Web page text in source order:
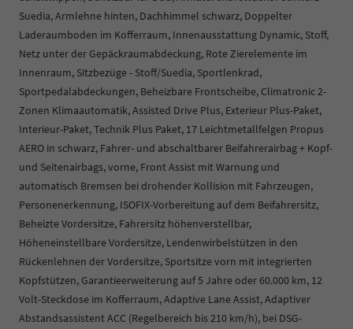
Suedia, Armlehne hinten, Dachhimmel schwarz, Doppelter
Laderaumboden im Kofferraum, Innenausstattung Dynamic, Stoff,
Netz unter der Gepäckraumabdeckung, Rote Zierelemente im
Innenraum, Sitzbezüge - Stoff/Suedia, Sportlenkrad,
Sportpedalabdeckungen, Beheizbare Frontscheibe, Climatronic 2-
Zonen Klimaautomatik, Assisted Drive Plus, Exterieur Plus-Paket,
Interieur-Paket, Technik Plus Paket, 17 Leichtmetallfelgen Propus
AERO in schwarz, Fahrer- und abschaltbarer Beifahrerairbag + Kopf-
und Seitenairbags, vorne, Front Assist mit Warnung und
automatisch Bremsen bei drohender Kollision mit Fahrzeugen,
Personenerkennung, ISOFIX-Vorbereitung auf dem Beifahrersitz,
Beheizte Vordersitze, Fahrersitz höhenverstellbar,
Höheneinstellbare Vordersitze, Lendenwirbelstützen in den
Rückenlehnen der Vordersitze, Sportsitze vorn mit integrierten
Kopfstützen, Garantieerweiterung auf 5 Jahre oder 60.000 km, 12
Volt-Steckdose im Kofferraum, Adaptive Lane Assist, Adaptiver
Abstandsassistent ACC (Regelbereich bis 210 km/h), bei DSG-